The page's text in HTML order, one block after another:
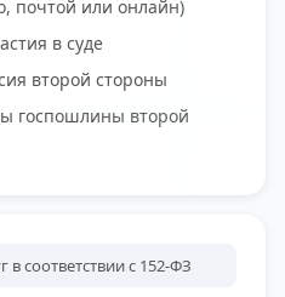
почтой или онлайн)
в суде
второй стороны
госпошлины второй
в соответствии с 152-ФЗ